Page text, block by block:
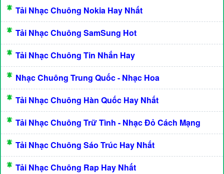
Tải Nhạc Chuông Nokia Hay Nhất
Tải Nhạc Chuông SamSung Hot
Tải Nhạc Chuông Tin Nhắn Hay
Nhạc Chuông Trung Quốc - Nhạc Hoa
Tải Nhạc Chuông Hàn Quốc Hay Nhất
Tải Nhạc Chuông Trữ Tình - Nhạc Đỏ Cách Mạng
Tải Nhạc Chuông Sáo Trúc Hay Nhất
Tải Nhạc Chuông Rap Hay Nhất